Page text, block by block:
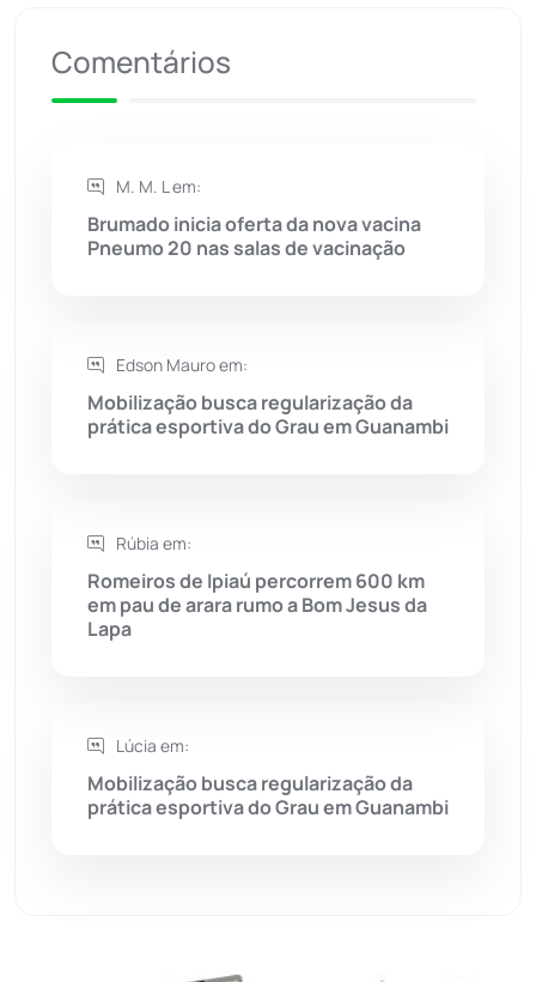
Riacho de Santana
Rio do Antônio
Rio do Pires
Seabra
Sudoeste Baiano (1530)
Tecnologia
Comentários
M. M. L em:
Brumado inicia oferta da nova vacina
Pneumo 20 nas salas de vacinação
Edson Mauro em:
Mobilização busca regularização da
prática esportiva do Grau em Guanambi
Rúbia em:
Romeiros de Ipiaú percorrem 600 km
em pau de arara rumo a Bom Jesus da
Lapa
Lúcia em:
Mobilização busca regularização da
prática esportiva do Grau em Guanambi